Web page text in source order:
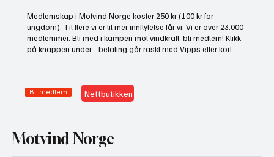
presse fram mer vindkraft
Medlemskap i Motvind Norge koster 250 kr (100 kr for
ungdom). Til flere vi er til mer innflytelse får vi. Vi er over 23.000
medlemmer. Bli med i kampen mot vindkraft, bli medlem! Klikk
på knappen under - betaling går raskt med Vipps eller kort.
Bli medlem Nettbutikken
Motvind Norge